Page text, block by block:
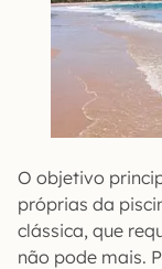
O objetivo
próprias da
clássica, que
não pode mais.